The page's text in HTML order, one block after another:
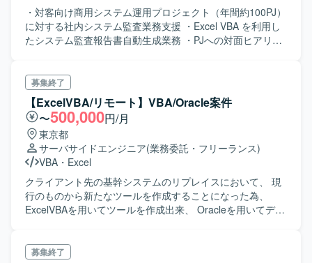
・対客向け商用システム運用プロジェクト（年間約100PJ）
に対する社内システム監査業務支援 ・Excel VBA を利用し
たシステム監査報告書自動生成業務 ・PJへの対面ヒアリン
進捗状況管理（Email/Slack, Excel）
募集終了
【ExcelVBA/リモート】VBA/Oracle案件
〜500,000円/月
東京都
サーバサイドエンジニア(業務委託・フリーランス)
VBA ・ Excel
クライアント先の基幹システムのリプレイスにおいて、 現
行のものから新たなツールを作成することになった為、
ExcelVBAを用いてツールを作成出来、 Oracleを用いてデー
募集終了